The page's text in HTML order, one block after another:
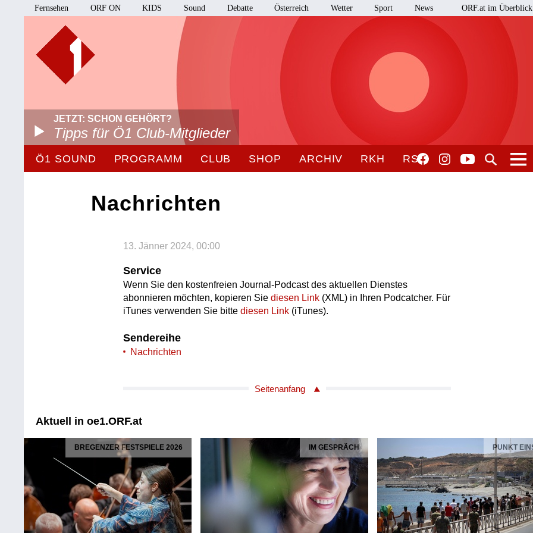
Fernsehen ORF ON KIDS Sound Debatte Österreich Wetter Sport News ORF.at im Überblick
JETZT: SCHON GEHÖRT?
Tipps für Ö1 Club-Mitglieder
Ö1 SOUND PROGRAMM CLUB SHOP ARCHIV RKH RSO
Nachrichten
13. Jänner 2024, 00:00
Service
Wenn Sie den kostenfreien Journal-Podcast des aktuellen Dienstes
abonnieren möchten, kopieren Siediesen Link (XML) in Ihren Podcatcher. Für
iTunes verwenden Sie bittediesen Link (iTunes).
Sendereihe
Nachrichten
Seitenanfang
Aktuell in oe1.ORF.at
BREGENZER FESTSPIELE 2026 IM GESPRÄCH PUNKT